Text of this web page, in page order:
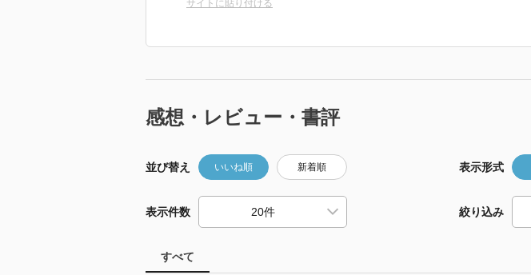
サイトに貼り付ける
感想・レビュー・書評
並び替え いいね順 新着順 表示形式
表示件数 絞り込み
すべて